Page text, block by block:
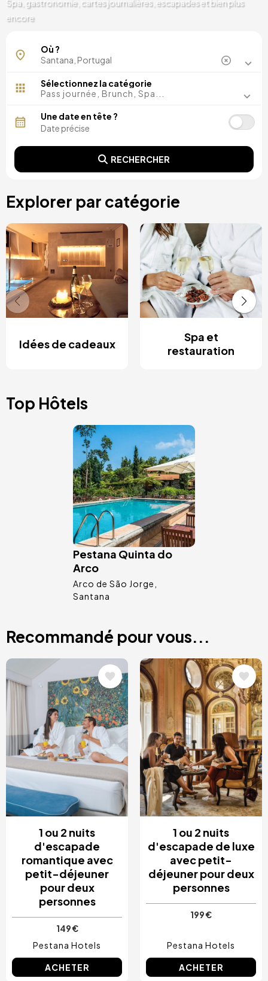
Spa, gastronomie, cartes journalières, escapades et bien plus
encore
Arco de São Jorge
Où ?
Sélectionnez la catégorie
Pass journée, Brunch, Spa...
Une date en tête ?
RECHERCHER
Explorer par catégorie
Idées de cadeaux
Spa et
restauration
Top Hôtels
Image
Pestana Quinta do
Arco
Arco de São Jorge
Santana
Recommandé pour vous...
Image
1 ou 2 nuits
d'escapade
romantique avec
petit-déjeuner
pour deux
personnes
149 €
Pestana Hotels
ACHETER
Image
1 ou 2 nuits
d'escapade de luxe
avec petit-
déjeuner pour deux
personnes
199 €
Pestana Hotels
ACHETER